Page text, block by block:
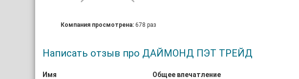
Компания просмотрена: 678 раз
Написать отзыв про ДАЙМОНД ПЭТ ТРЕЙД
Имя
Общее впечатление